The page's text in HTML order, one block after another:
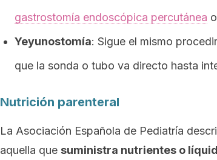
gastrostomía endoscópica percutánea
Yeyunostomía: Sigue el mismo
que la sonda o tubo va directo hasta
Nutrición parenteral
La Asociación Española de Pediatría
aquella que suministra nutrientes o